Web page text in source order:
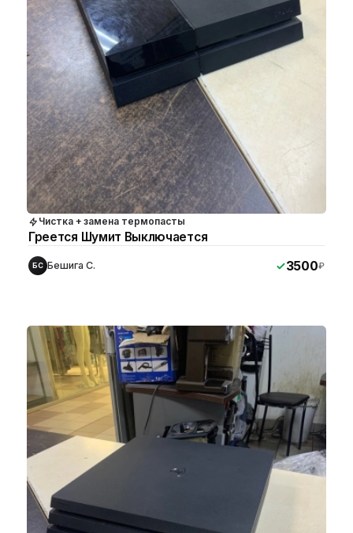
Чистка + замена термопасты
Греется Шумит Выключается
БС Бешига С. 3500₽